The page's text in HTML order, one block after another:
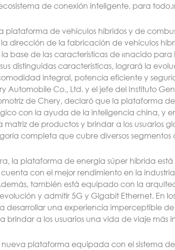
de conexión inteligente. para todo.»
plataforma de vehículos híbridos y de
dirección de la fabricación de vehículos
base de las características de «nacido
distinguidas características, logrará la
integral, potencia eficiente y
Automobile Co., Ltd. y el jefe del Instituto
de Chery, declaró que la plataforma
con la ayuda de la inteligencia china, y
de productos y brindar a los usuarios
completa que cubre diversos segmentos
la plataforma de energía súper híbrida
con el mejor rendimiento en la
también está equipado con la
y admitir 5G y Gigabit Ethernet. En
desarrollar una experiencia imperceptible
brindar a los usuarios una vida de viaje más
plataforma equipada con el sistema de